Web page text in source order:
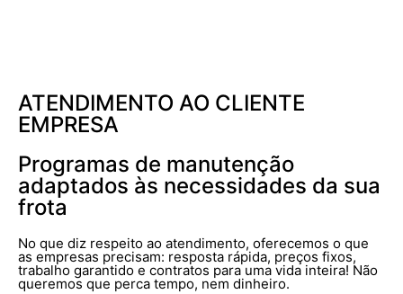
ATENDIMENTO AO CLIENTE
EMPRESA
Programas de manutenção
adaptados às necessidades da sua
frota
No que diz respeito ao atendimento, oferecemos o que
as empresas precisam: resposta rápida, preços fixos,
trabalho garantido e contratos para uma vida inteira! Não
queremos que perca tempo, nem dinheiro.